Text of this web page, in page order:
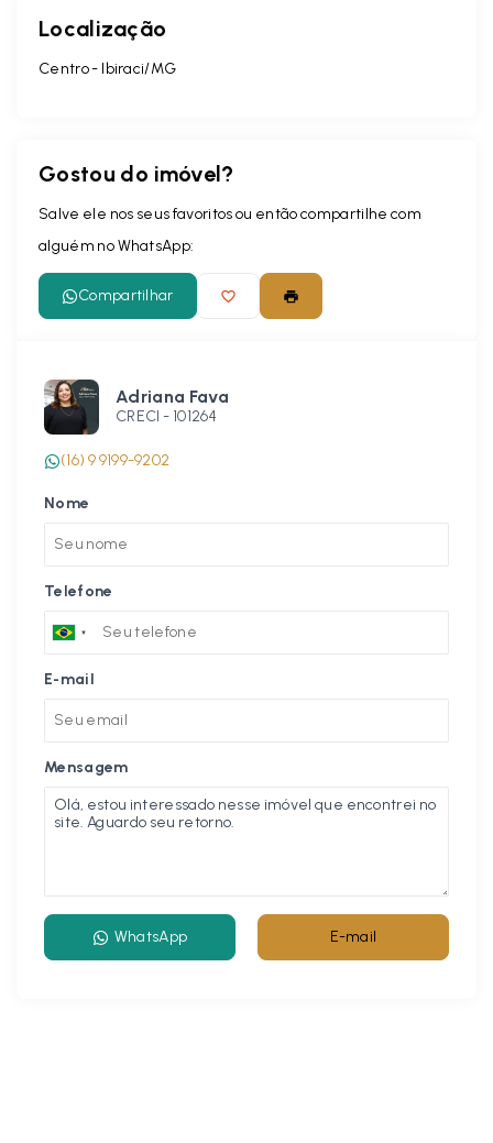
Localização
Centro - Ibiraci/MG
Gostou do imóvel?
Salve ele nos seus favoritos ou então compartilhe com
alguém no WhatsApp:
Compartilhar
Adriana Fava
CRECI - 101264
(16) 9 9199-9202
Nome
Telefone
E-mail
Mensagem
WhatsApp E-mail